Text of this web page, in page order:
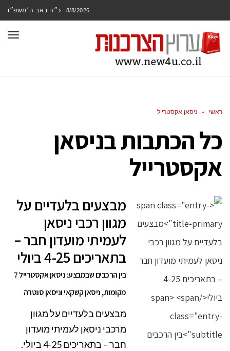
8/8/2026 כ״ה באב ה׳תשפ״ו
ראשי » ניסאן אקסטרייל
כל הכתבות בניסאן
אקסטרייל
מבצעים בלעדיים על
מגוון רכבי ניסאן
לעמיתי מועדון חבר –
בתאריכים 4-25 ביולי
בין הרכבים שבמבצע: ניסאן אקסטרייל 7
מקומות, ניסאן קשקאי וניסאן סנטרה
מבצעים בלעדיים על מגוון
מרכבי ניסאן לעמיתי מועדון
חבר – בתאריכים 4-25 ביולי.